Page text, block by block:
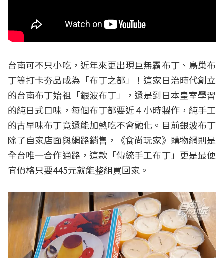
台南可不只小吃，近年來更出現巨無霸布丁、鳥巢布
丁等打卡夯品成為「布丁之都」！這家日治時代創立
的台南布丁始祖「銀波布丁」，還是到日本皇室學習
的純日式口味，每個布丁都要近４小時製作，純手工
的古早味布丁竟還能加熱吃不會融化。目前銀波布丁
除了自家店面與網路銷售，《食尚玩家》購物網則是
全台唯一合作通路，這款「傳統手工布丁」更是最便
宜價格只要445元就能整組買回家。